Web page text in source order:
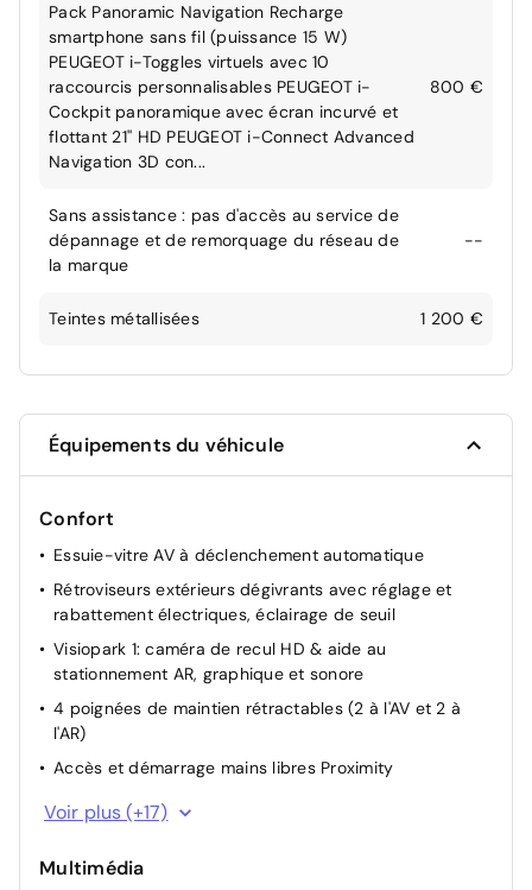
Pack Panoramic Navigation Recharge
smartphone sans fil (puissance 15 W)
PEUGEOT i-Toggles virtuels avec 10
raccourcis personnalisables PEUGEOT i-
Cockpit panoramique avec écran incurvé et
flottant 21'' HD PEUGEOT i-Connect Advanced
Navigation 3D con...
800 €
Sans assistance : pas d'accès au service de
dépannage et de remorquage du réseau de
la marque
--
Teintes métallisées 1 200 €
Équipements du véhicule
Confort
Essuie-vitre AV à déclenchement automatique
Rétroviseurs extérieurs dégivrants avec réglage et
rabattement électriques, éclairage de seuil
Visiopark 1: caméra de recul HD & aide au
stationnement AR, graphique et sonore
4 poignées de maintien rétractables (2 à l'AV et 2 à
l'AR)
Accès et démarrage mains libres Proximity
8 airbags: frontaux conducteur et passager auto-
adaptatifs (passager neutralisable par clé), latéraux
aux places AV et AR (tête et thorax)
Voir plus (+17)
Multimédia